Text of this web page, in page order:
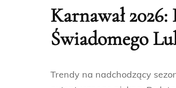
Karnawał
Świadomego
Trendy na nadchodzący